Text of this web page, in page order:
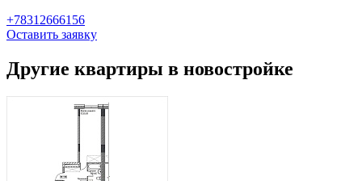
+78312666156
Оставить заявку
Другие квартиры в новостройке